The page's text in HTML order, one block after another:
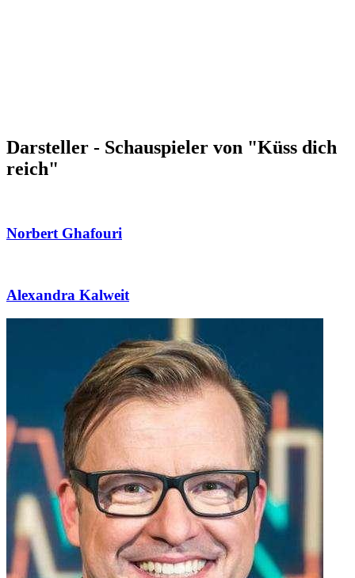
Darsteller - Schauspieler von "Küss dich
reich"
Norbert Ghafouri
Alexandra Kalweit